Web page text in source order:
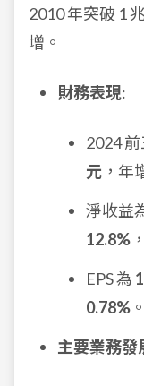
2010 年突破 1
增。
財務表現:
2024
元 ，年
淨收益
12.8%
EPS 為
0.78% 。
主要業務發